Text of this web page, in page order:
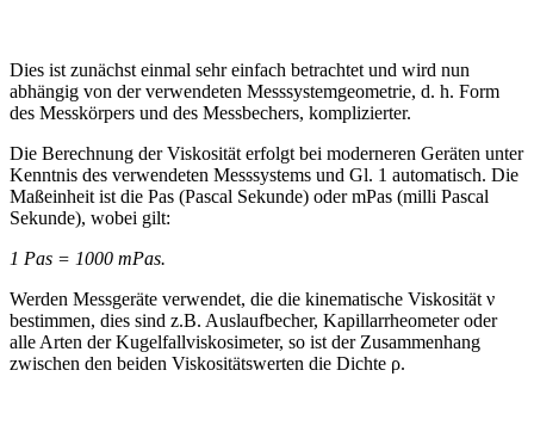
Dies ist zunächst einmal sehr einfach betrachtet und wird nun
abhängig von der verwendeten Messsystemgeometrie, d. h. Form
des Messkörpers und des Messbechers, komplizierter.
Die Berechnung der Viskosität erfolgt bei moderneren Geräten unter
Kenntnis des verwendeten Messsystems und Gl. 1 automatisch. Die
Maßeinheit ist die Pas (Pascal Sekunde) oder mPas (milli Pascal
Sekunde), wobei gilt:
1 Pas = 1000 mPas.
Werden Messgeräte verwendet, die die kinematische Viskosität ν
bestimmen, dies sind z.B. Auslaufbecher, Kapillarrheometer oder
alle Arten der Kugelfallviskosimeter, so ist der Zusammenhang
zwischen den beiden Viskositätswerten die Dichte ρ.